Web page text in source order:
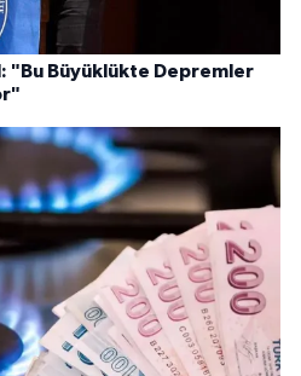
"Bu Büyüklükte Depremler